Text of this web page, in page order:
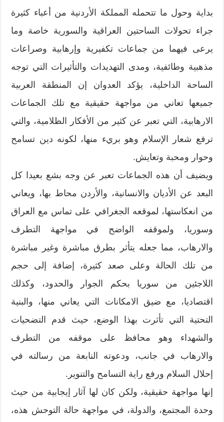
بداية وحول ما تتحمله المملكة الأردنية من أعباء كثيرة
جراء تحولات الساحتين العراقية والسورية خاصة وما
يرعى فيهما من جماعات تكفيرية وإرهابية وصراعات
مذهبية وطائفية، ومدى التهديدات والتأثيرات التي توجه
الساحة الداخلية، يؤكد العدوان إن المنطقة العربية
جميعها تعاني من مواجهة حقيقية مع تلك الجماعات
الارهابية، التي تعبر عن كثير من الأفكار الظلامية، والتي
ترفع شعار الإسلام وهو بريء منها، لكونه دين تسامح
وحوار ومحبة وتعايش.
ويضيف أن هذه الجماعات تعبر عن وجه بشع بعيدا كل
البعد عن الأديان والانسانية، والأردن محاط بها، ويعاني
من انعكاستها، لموقعه الجغرافي على تماس مع العراق
وسوريا، ولموقفه الواضح في مواجهة التطرف
والارهاب، مما جعله يتأثر بطرق مباشرة وغير مباشرة
من تلك الحالة وعلى صعد كثيرة، إضافة إلى حجم
اللاجئين من سوريا بحكم الجوار والحدود، وكذلك
اقتصاديا، مع ضيق الامكانات التي يعاني منها، والبنية
التحتية التي تأثرت بهذا الوضع، حيث قدم التضحيات
والشهداء وهو محافظ على موقفه من التطرف
والارهاب في جانب، ودعوته النابعة من رسالته في
إحلال السلام ورفع راية التسامح والتنوير.
إنها مواجهة حقيقية، ولكن كان لها آثار إيجابية من حيث
وحدة المجتمع، والدولة، في مواجهة حالة التوحش هذه،